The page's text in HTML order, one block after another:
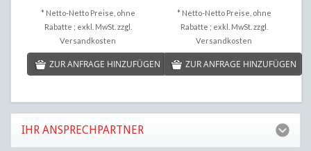
* Netto-Netto Preise, ohne
Rabatte ; exkl. MwSt. zzgl.
Versandkosten
ZUR ANFRAGE HINZUFÜGEN
* Netto-Netto Preise, ohne
Rabatte ; exkl. MwSt. zzgl.
Versandkosten
ZUR ANFRAGE HINZUFÜGEN
IHR ANSPRECHPARTNER